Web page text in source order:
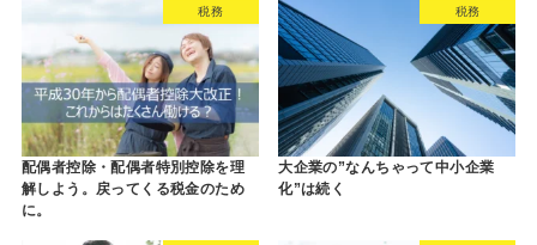
税務
配偶者控除・配偶者特別控除を理
解しよう。戻ってくる税金のため
に。
税務
大企業の”なんちゃって中小企業
化”は続く